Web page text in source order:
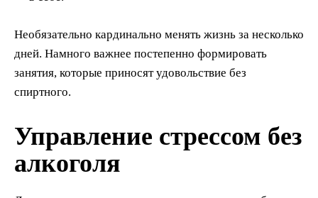
Необязательно кардинально менять жизнь за несколько
дней. Намного важнее постепенно формировать
занятия, которые приносят удовольствие без
спиртного.
Управление стрессом без
алкоголя